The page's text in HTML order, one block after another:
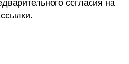
согласия на